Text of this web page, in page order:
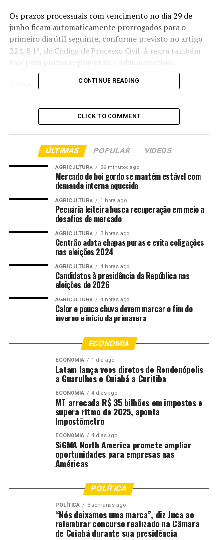
Os prazos processuais com vencimento no dia 29 de
junho ficam automaticamente prorrogados para o
primeiro dia útil seguinte, conforme previsto no artigo
224, § 1º, do Código de Processo Civil. A regra também
vale para prazos regimentais e administrativos.
Apesar da suspensão, os serviços essenciais, as
continuarão funcionando normalmente, seguindo as
normas específicas de cada serviço.
Comentários
RELATED TOPICS: BRASIL COPA CUIABÁ
CUIABA..CBA
DIA EXPEDIENTE JOGO
PRESIDENTE
SUSPENDE TJMT
Parque Tecnológico é entregue após dez anos de espera
e promete fortalecer a economia
Cuiabá injeta R$ 31,3 milhões na economia com
pagamento de aposentados e pensionistas
CONTINUE READING
CLICK TO COMMENT
ÚLTIMAS POPULAR VIDEOS
AGRICULTURA 36 minutos ago
Mercado do boi gordo se mantém estável com
demanda interna aquecida
AGRICULTURA 1 hora ago
Pecuária leiteira busca recuperação em meio a
desafios de mercado
AGRICULTURA 3 horas ago
Centrão adota chapas puras e evita coligações
nas eleições 2024
AGRICULTURA 4 horas ago
Candidatos à presidência da República nas
eleições de 2026
AGRICULTURA 4 horas ago
Calor e pouca chuva devem marcar o fim do
inverno e início da primavera
ECONOMIA
ECONOMIA 1 dia ago
Latam lança voos diretos de Rondonópolis
a Guarulhos e Cuiabá a Curitiba
ECONOMIA 4 dias ago
MT arrecada R$ 35 bilhões em impostos e
supera ritmo de 2025, aponta
Impostômetro
ECONOMIA 4 dias ago
SiGMA North America promete ampliar
oportunidades para empresas nas
Américas
POLÍTICA
POLÍTICA 3 semanas ago
“Nós deixamos uma marca”, diz Juca ao
relembrar concurso realizado na Câmara
de Cuiabá durante sua presidência